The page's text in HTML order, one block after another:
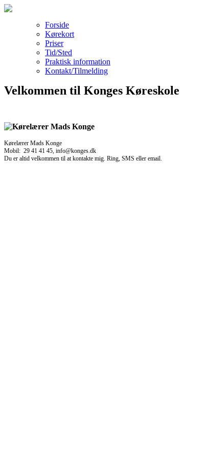
Forside
Kørekort
Priser
Tid/Sted
Praktisk information
Kontakt/Tilmelding
Velkommen til Konges Køreskole
Kørelærer Mads Konge
Mobil: 29 41 41 45, info@konges.dk
Du er altid velkommen til at kontakte mig. Ring, SMS eller email.